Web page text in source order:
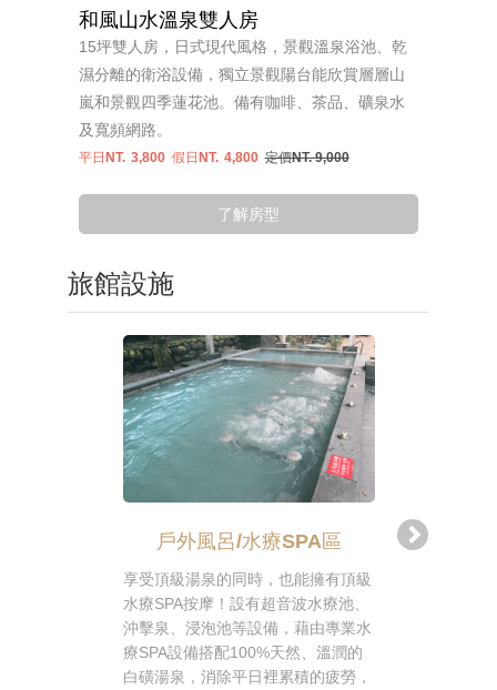
和風山水溫泉雙人房
15坪雙人房，日式現代風格，景觀溫泉浴池、乾
濕分離的衛浴設備，獨立景觀陽台能欣賞層層山
嵐和景觀四季蓮花池。備有咖啡、茶品、礦泉水
及寬頻網路。
平日NT. 3,800 假日NT. 4,800定價NT. 9,000
了解房型
旅館設施
戶外風呂/水療SPA區
享受頂級湯泉的同時，也能擁有頂級
水療SPA按摩！設有超音波水療池、
沖擊泉、浸泡池等設備，藉由專業水
療SPA設備搭配100%天然、溫潤的
白磺湯泉，消除平日裡累積的疲勞，